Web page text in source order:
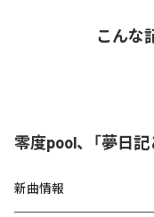
こんな
零度pool、「夢日
新曲情報